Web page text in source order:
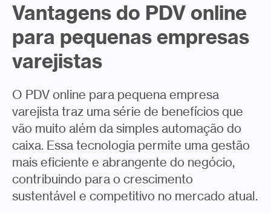
Vantagens do PDV online
para pequenas empresas
varejistas
O PDV online para pequena empresa
varejista traz uma série de benefícios que
vão muito além da simples automação do
caixa. Essa tecnologia permite uma gestão
mais eficiente e abrangente do negócio,
contribuindo para o crescimento
sustentável e competitivo no mercado atual.